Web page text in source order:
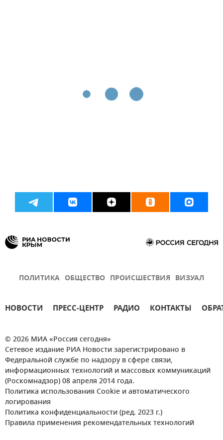
ПОЛИТИКА ОБЩЕСТВО ПРОИСШЕСТВИЯ ВИЗУАЛ
НОВОСТИ ПРЕСС-ЦЕНТР РАДИО КОНТАКТЫ
© 2026 МИА «Россия сегодня»
Сетевое издание РИА Новости зарегистрировано в
Федеральной службе по надзору в сфере связи,
информационных технологий и массовых коммуникаций
(Роскомнадзор) 08 апреля 2014 года.
Политика использования Cookie и автоматического
логирования
Политика конфиденциальности (ред. 2023 г.)
Правила применения рекомендательных технологий